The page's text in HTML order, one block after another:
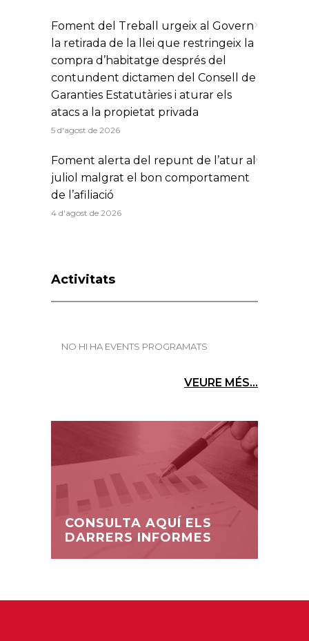
Foment del Treball urgeix al Govern
la retirada de la llei que restringeix la
compra d’habitatge després del
contundent dictamen del Consell de
Garanties Estatutàries i aturar els
atacs a la propietat privada
5 d'agost de 2026
Foment alerta del repunt de l’atur al
juliol malgrat el bon comportament
de l’afiliació
4 d'agost de 2026
Activitats
NO HI HA EVENTS PROGRAMATS
VEURE MÉS...
CONSULTA AQUÍ ELS
DARRERS INFORMES